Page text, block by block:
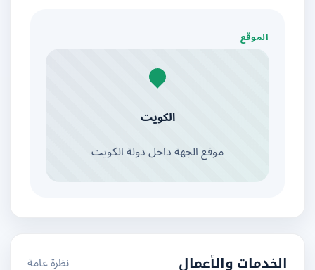
الموقع
الكويت
موقع الجهة داخل دولة الكويت
الخدمات والأعمال نظرة عامة